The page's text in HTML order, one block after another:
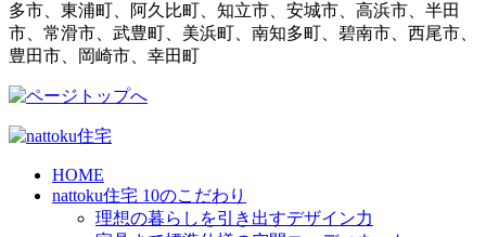
多市、東浦町、阿久比町、知立市、安城市、高浜市、半田
市、常滑市、武豊町、美浜町、南知多町、碧南市、西尾市、
豊田市、岡崎市、幸田町
HOME
nattoku住宅 10のこだわり
理想の暮らしを引き出すデザイン力